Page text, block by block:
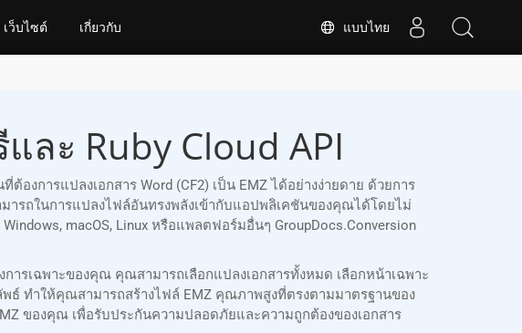
แบบไทย
เว็บไซต์ เกี่ยวกับ
ละ Ruby Cloud API
องการแปลงเอกสาร Word (CF2) เป็น EMZ ได้อย่างง่ายดาย ด้วยการ
ารถในการแปลงไฟล์อันทรงพลังเข้ากับแอปพลิเคชันของคุณได้โดยไม่
macOS, Linux หรือแพลตฟอร์มอื่นๆ GroupDocs.Conversion
รเฉพาะของคุณ คุณสามารถเลือกแปลงเอกสารทั้งหมด เลือกหน้าเฉพาะ
ทำให้คุณสามารถสร้างไฟล์ EMZ คุณภาพสูงที่ตรงตามมาตรฐานของ
ของคุณ เพื่อรับประกันความปลอดภัยและความถูกต้องของเอกสาร